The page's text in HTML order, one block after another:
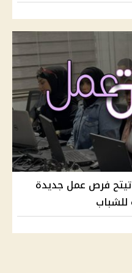
وظائف الضبعة النووي 2026 تيتح فرص عمل جديدة